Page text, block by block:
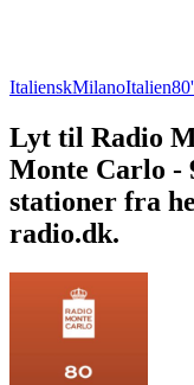
ItalienskMilanoItalien
Lyt til Radio
Monte Carlo -
stationer fra
radio.dk.